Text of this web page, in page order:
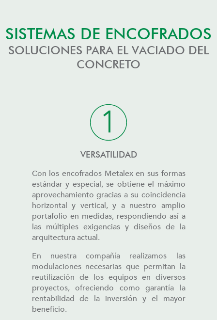
SISTEMAS DE ENCOFRADOS
SOLUCIONES PARA EL VACIADO DEL
CONCRETO
VERSATILIDAD
Con los encofrados Metalex en sus formas
estándar y especial, se obtiene el máximo
aprovechamiento gracias a su coincidencia
horizontal y vertical, y a nuestro amplio
portafolio en medidas, respondiendo así a
las múltiples exigencias y diseños de la
arquitectura actual.
En nuestra compañía realizamos las
modulaciones necesarias que permitan la
reutilización de los equipos en diversos
proyectos, ofreciendo como garantía la
rentabilidad de la inversión y el mayor
beneficio.